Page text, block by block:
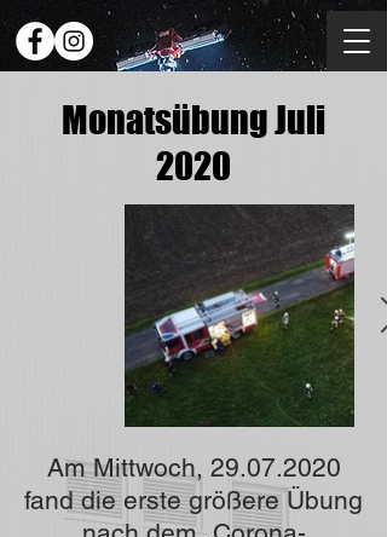
Monatsübung Juli
2020
Am Mittwoch, 29.07.2020
fand die erste größere Übung